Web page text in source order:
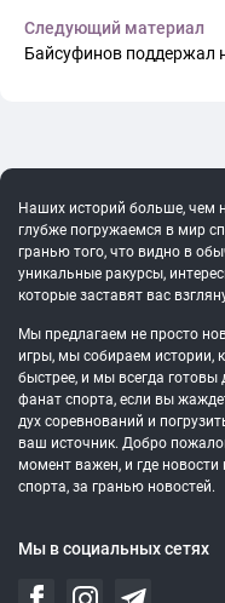
Следующий материал
Байсуфинов поддержал
Наших историй больше, чем
глубже погружаемся в мир
гранью того, что видно в
уникальные ракурсы,
которые заставят вас
Мы предлагаем не просто
игры, мы собираем истории,
быстрее, и мы всегда
фанат спорта, если вы
дух соревнований и
ваш источник. Добро
момент важен, и где
спорта, за гранью новостей.
Мы в социальных сетях